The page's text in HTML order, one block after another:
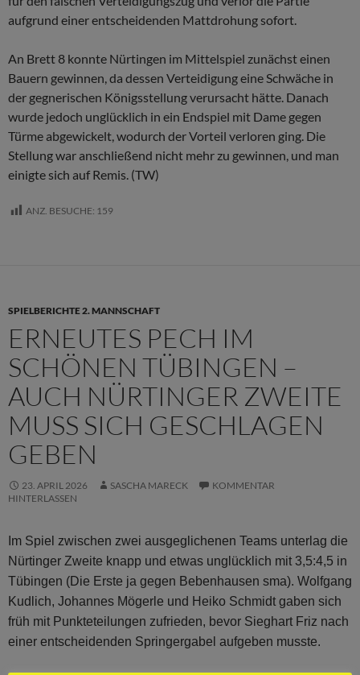
aufgrund einer entscheidenden Mattdrohung sofort.
An Brett 8 konnte Nürtingen im Mittelspiel zunächst einen
Bauern gewinnen, da dessen Verteidigung eine Schwäche in
der gegnerischen Königsstellung verursacht hätte. Danach
wurde jedoch unglücklich in ein Endspiel mit Dame gegen
Türme abgewickelt, wodurch der Vorteil verloren ging. Die
Stellung war anschließend nicht mehr zu gewinnen, und man
einigte sich auf Remis. (TW)
ANZ. BESUCHE: 159
SPIELBERICHTE 2. MANNSCHAFT
ERNEUTES PECH IM
SCHÖNEN TÜBINGEN –
AUCH NÜRTINGER ZWEITE
MUSS SICH GESCHLAGEN
GEBEN
23. APRIL 2026 SASCHA MARECK
KOMMENTAR
HINTERLASSEN
Im Spiel zwischen zwei ausgeglichenen Teams unterlag die
Nürtinger Zweite knapp und etwas unglücklich mit 3,5:4,5 in
Tübingen (Die Erste ja gegen Bebenhausen sma). Wolfgang
Kudlich, Johannes Mögerle und Heiko Schmidt gaben sich
früh mit Punkteteilungen zufrieden, bevor Sieghart Friz nach
einer entscheidenden Springergabel aufgeben musste.